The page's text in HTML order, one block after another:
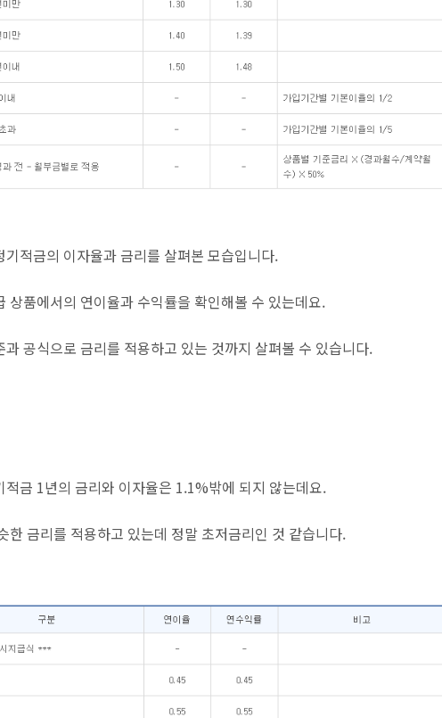
기적금의 이자율과 금리를 살펴본 모습입니다.
상품에서의 연이율과 수익률을 확인해볼 수 있는데요.
과 공식으로 금리를 적용하고 있는 것까지 살펴볼 수 있습니다.
적금 1년의 금리와 이자율은 1.1%밖에 되지 않는데요.
한 금리를 적용하고 있는데 정말 초저금리인 것 같습니다.